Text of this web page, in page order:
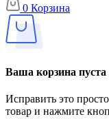
0 Корзина
Ваша корзина пуста
Исправить это
товар и нажмите